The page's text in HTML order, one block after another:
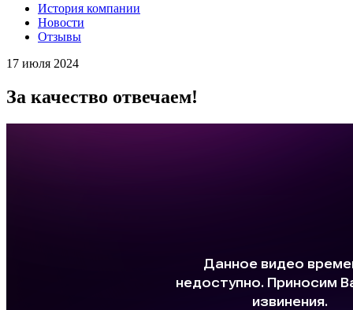
История компании
Новости
Отзывы
17 июля 2024
За качество отвечаем!